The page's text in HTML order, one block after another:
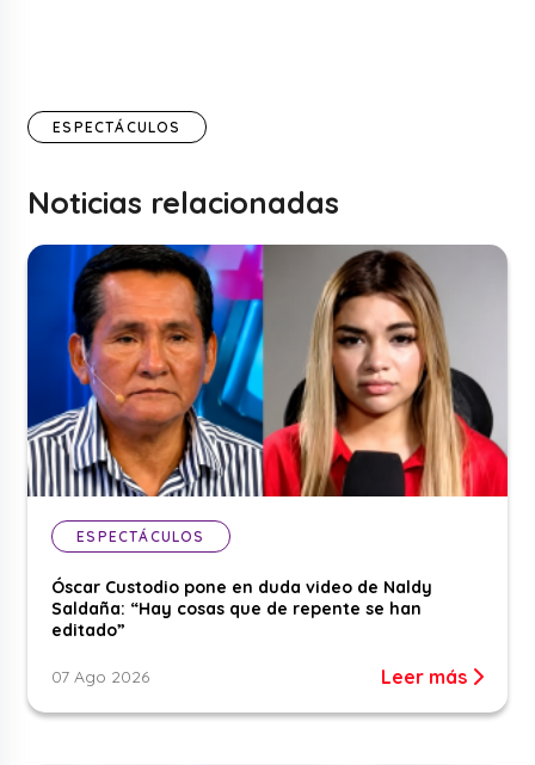
ESPECTÁCULOS
Noticias relacionadas
ESPECTÁCULOS
Óscar Custodio pone en duda video de Naldy
Saldaña: “Hay cosas que de repente se han
editado”
07 Ago 2026 Leer más